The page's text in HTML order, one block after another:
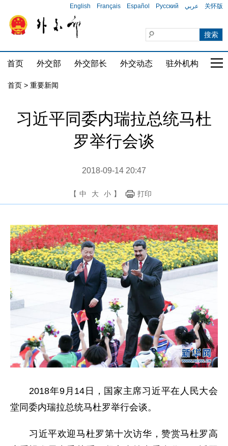
English Français Español Русский عربي 关怀版
首页 外交部 外交部长 外交动态 驻外机构 国
首页 > 重要新闻
习近平同委内瑞拉总统马杜
罗举行会谈
2018-09-14 20:47
【 中 大 小 】 打印
2018年9月14日，国家主席习近平在人民大会
堂同委内瑞拉总统马杜罗举行会谈。
习近平欢迎马杜罗第十次访华，赞赏马杜罗高